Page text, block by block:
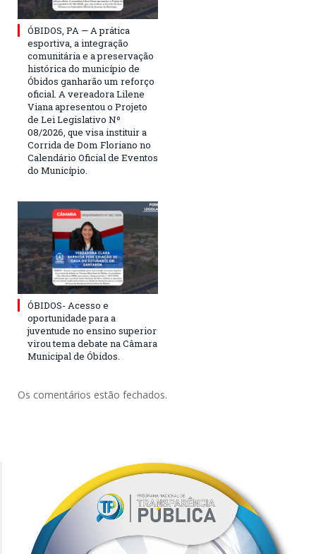
ÓBIDOS, PA — A prática
esportiva, a integração
comunitária e a preservação
histórica do município de
Óbidos ganharão um reforço
oficial. A vereadora Lilene
Viana apresentou o Projeto
de Lei Legislativo Nº
08/2026, que visa instituir a
Corrida de Dom Floriano no
Calendário Oficial de Eventos
do Município.
ÓBIDOS- Acesso e
oportunidade para a
juventude no ensino superior
virou tema debate na Câmara
Municipal de Óbidos.
Os comentários estão fechados.